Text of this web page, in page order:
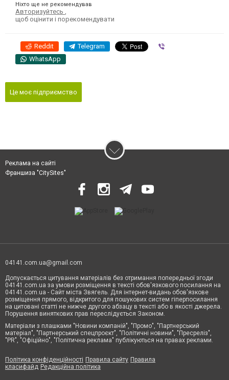
Ніхто ще не рекомендував
Авторизуйтесь
щоб оцінити і порекомендувати
Reddit Telegram
WhatsApp
Це моє підприємство
Реклама на сайті
Франшиза "CitySites"
04141.com.ua@gmail.com
Допускається цитування матеріалів без отримання попередньої згоди
04141.com.ua за умови розміщення в тексті обов'язкового посилання на
04141.com.ua - Сайт міста Звягель. Для інтернет-видань обов'язкове
розміщення прямого, відкритого для пошукових систем гіперпосилання
на цитовані статті не нижче другого абзацу в тексті або в якості джерела.
Порушення виняткових прав переслідується Законом.
Матеріали з плашками "Новини компаній", "Промо", "Партнерський
матеріал", "Партнерський спецпроєкт", "Політичні новини", "Пресреліз",
"PR", "Офіційно", "Політична реклама" публікуються на правах реклами.
Політика конфіденційності Правила сайту Правила
класифайд Редакційна політика